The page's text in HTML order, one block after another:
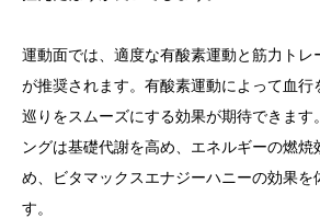
運動面では、適度な有酸素運動と筋力トレ
が推奨されます。有酸素運動によって血行
巡りをスムーズにする効果が期待できます
ングは基礎代謝を高め、エネルギーの燃焼
め、ビタマックスエナジーハニーの効果を
す。